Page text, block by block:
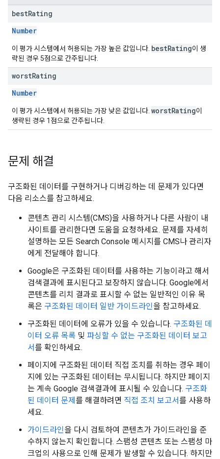
bestRating
Number
이 평가 시스템에서 허용되는 가장 높은 값입니다. bestRating이 생
략된 경우 5점으로 간주됩니다.
worstRating
Number
이 평가 시스템에서 허용되는 가장 낮은 값입니다. worstRating이
생략된 경우 1점으로 간주됩니다.
문제 해결
구조화된 데이터를 구현하거나 디버깅하는 데 문제가 있다면
다음 리소스를 참고하세요.
콘텐츠 관리 시스템(CMS)을 사용하거나 다른 사람이 내
사이트를 관리한다면 도움을 요청하세요. 문제를 자세히
설명하는 모든 Search Console 메시지를 CMS나 관리자
에게 전달해야 합니다.
Google은 구조화된 데이터를 사용하는 기능이라고 해서
검색결과에 표시된다고 보장하지 않습니다. Google에서
콘텐츠를 리치 결과로 표시할 수 없는 일반적인 이유 목
록은 구조화된 데이터 일반 가이드라인을 참고하세요.
구조화된 데이터에 오류가 있을 수 있습니다. 구조화된 데
이터 오류 목록 및 파싱할 수 없는 구조화된 데이터 보고
서를 확인하세요.
페이지에 구조화된 데이터 직접 조치를 취하는 경우 페이
지에 있는 구조화된 데이터는 무시됩니다. 하지만 페이지
는 계속 Google 검색결과에 표시될 수 있습니다. 구조화
된 데이터 문제 를 해결하려면 직접 조치 보고서를 사용하
세요.
가이드라인을 다시 검토하여 콘텐츠가 가이드라인을 준
수하지 않는지 확인합니다. 스팸성 콘텐츠 또는 스팸성 마
크업의 사용으로 인해 문제가 발생할 수 있습니다. 하지만